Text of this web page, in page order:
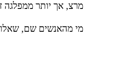
מרצ, אך יותר ממפלגה
מי מהאנשים שם, שאלו